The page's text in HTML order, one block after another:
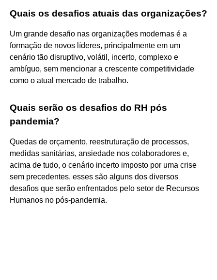
Quais os desafios atuais das organizações?
Um grande desafio nas organizações modernas é a
formação de novos líderes, principalmente em um
cenário tão disruptivo, volátil, incerto, complexo e
ambíguo, sem mencionar a crescente competitividade
como o atual mercado de trabalho.
Quais serão os desafios do RH pós
pandemia?
Quedas de orçamento, reestruturação de processos,
medidas sanitárias, ansiedade nos colaboradores e,
acima de tudo, o cenário incerto imposto por uma crise
sem precedentes, esses são alguns dos diversos
desafios que serão enfrentados pelo setor de Recursos
Humanos no pós-pandemia.